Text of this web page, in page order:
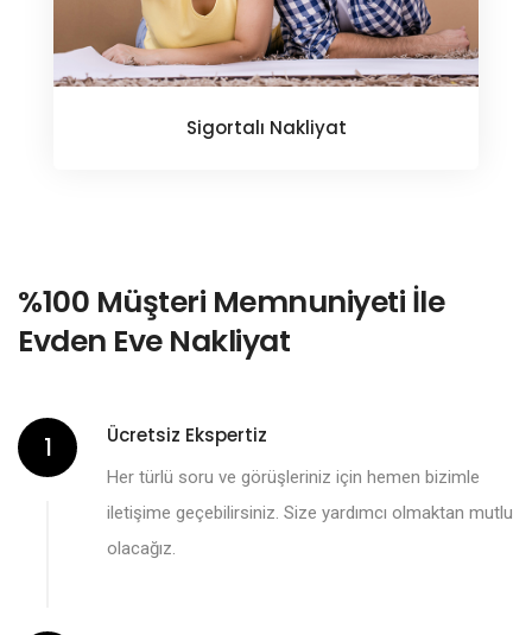
Sigortalı Nakliyat
%100 Müşteri Memnuniyeti İle
Evden Eve Nakliyat
1 Ücretsiz Ekspertiz
Her türlü soru ve görüşleriniz için hemen bizimle
iletişime geçebilirsiniz. Size yardımcı olmaktan mutlu
olacağız.